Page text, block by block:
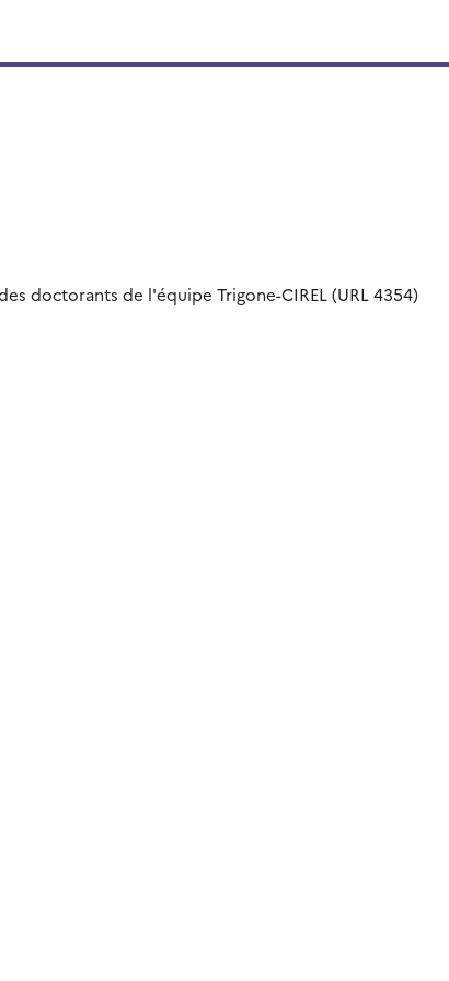
doctorants de l'équipe Trigone-CIREL (URL 4354)